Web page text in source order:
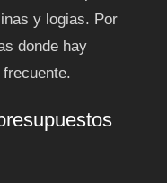
y logias. Por
donde hay